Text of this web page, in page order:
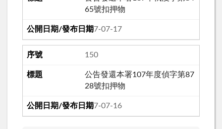
65號扣押物
107-07-17
150
公告發還本署107年度偵字第87
28號扣押物
107-07-16